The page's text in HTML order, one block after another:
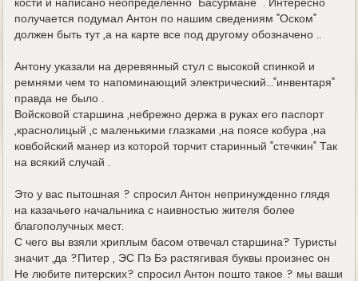
кости и написано неопределенно "Басурмане ". Интересно
получается подумал Антон по нашим сведениям "Оском"
должен быть тут ,а на карте все под другому обозначено ..
Антону указали на деревянный стул с высокой спинкой и
ремнями чем то напоминающий электрический..."инвентаря"
правда не было .
Войсковой старшина ,небрежно держа в руках его паспорт
,краснолицый ,с маленькими глазками ,на поясе кобура ,на
ковбойский манер из которой торчит старинный "стечкин" Так
на всякий случай .
Это у вас пытошная ? спросил Антон непринужденно глядя
на казачьего начальника с наивностью жителя более
благополучных мест.
С чего вы взяли хриплым басом отвечал старшина? Туристы
значит ,да ?Питер , ЭС Пэ Бэ растягивая буквы произнес он
Не любите питерских? спросил Антон пошто такое ? мы ваши